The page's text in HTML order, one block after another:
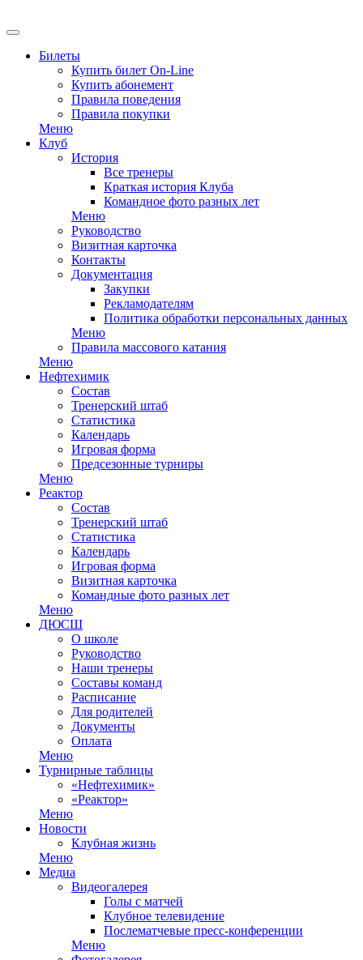
Билеты
Купить билет On-Line
Купить абонемент
Правила поведения
Правила покупки
Меню
Клуб
История
Все тренеры
Краткая история Клуба
Командное фото разных лет
Меню
Руководство
Визитная карточка
Контакты
Документация
Закупки
Рекламодателям
Политика обработки персональных данных
Меню
Правила массового катания
Меню
Нефтехимик
Состав
Тренерский штаб
Статистика
Календарь
Игровая форма
Предсезонные турниры
Меню
Реактор
Состав
Тренерский штаб
Статистика
Календарь
Игровая форма
Визитная карточка
Командные фото разных лет
Меню
ДЮСШ
О школе
Руководство
Наши тренеры
Составы команд
Расписание
Для родителей
Документы
Оплата
Меню
Турнирные таблицы
«Нефтехимик»
«Реактор»
Меню
Новости
Клубная жизнь
Меню
Медиа
Видеогалерея
Голы с матчей
Клубное телевидение
Послематчевые пресс-конференции
Меню